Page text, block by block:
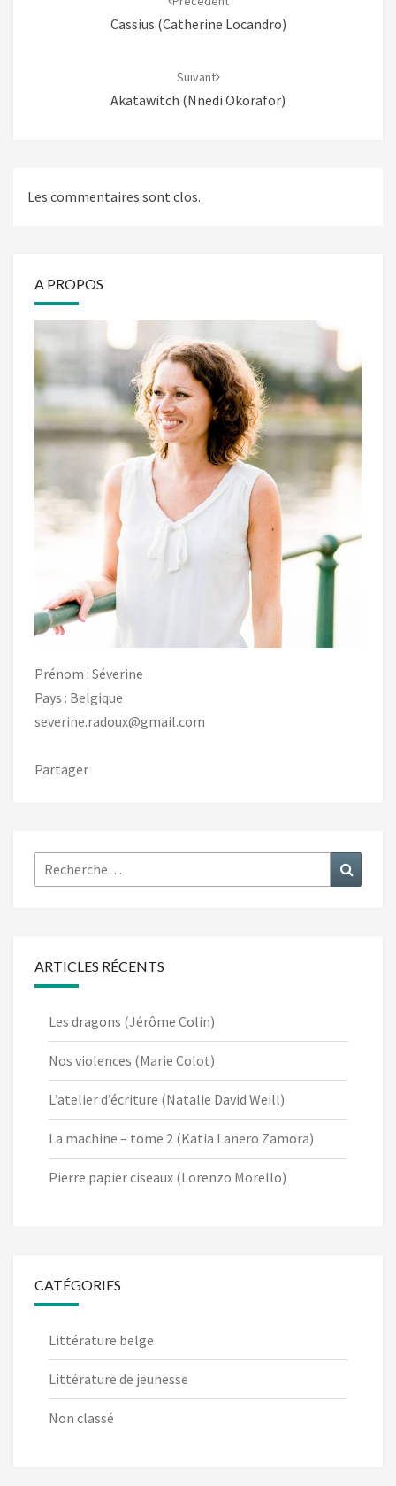
Cassius (Catherine Locandro)
Suivant
Akatawitch (Nnedi Okorafor)
Les commentaires sont clos.
A PROPOS
Prénom : Séverine
Pays : Belgique
severine.radoux@gmail.com
Partager
Rechercher :
ARTICLES RÉCENTS
Les dragons (Jérôme Colin)
Nos violences (Marie Colot)
L’atelier d’écriture (Natalie David Weill)
La machine – tome 2 (Katia Lanero Zamora)
Pierre papier ciseaux (Lorenzo Morello)
CATÉGORIES
Littérature belge
Littérature de jeunesse
Non classé